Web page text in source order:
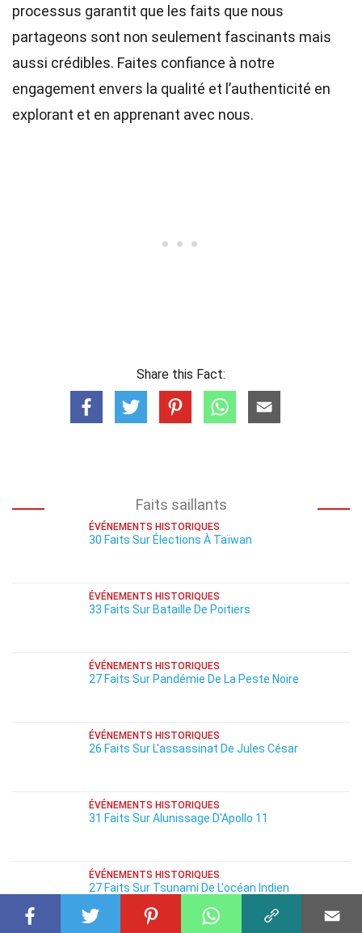
processus garantit que les faits que nous
partageons sont non seulement fascinants mais
aussi crédibles. Faites confiance à notre
engagement envers la qualité et l’authenticité en
explorant et en apprenant avec nous.
Share this Fact:
Faits saillants
ÉVÉNEMENTS HISTORIQUES
30 Faits Sur Élections À Taïwan
ÉVÉNEMENTS HISTORIQUES
33 Faits Sur Bataille De Poitiers
ÉVÉNEMENTS HISTORIQUES
27 Faits Sur Pandémie De La Peste Noire
ÉVÉNEMENTS HISTORIQUES
26 Faits Sur L'assassinat De Jules César
ÉVÉNEMENTS HISTORIQUES
31 Faits Sur Alunissage D'Apollo 11
ÉVÉNEMENTS HISTORIQUES
27 Faits Sur Tsunami De L'océan Indien